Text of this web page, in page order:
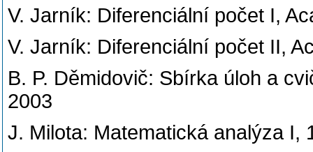
V. Jarník: Diferenciální počet I,
V. Jarník: Diferenciální počet II,
B. P. Děmidovič: Sbírka úloh a
2003
J. Milota: Matematická analýza I,